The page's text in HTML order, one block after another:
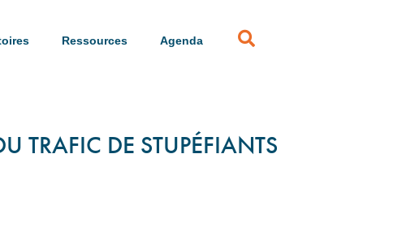
Ressources Agenda
TRAFIC DE STUPÉFIANTS